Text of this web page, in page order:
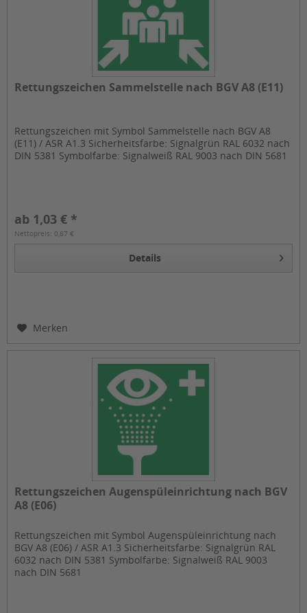
Rettungszeichen Sammelstelle nach BGV A8 (E11)
Rettungszeichen mit Symbol Sammelstelle nach BGV A8
(E11) / ASR A1.3 Sicherheitsfarbe: Signalgrün RAL 6032 nach
DIN 5381 Symbolfarbe: Signalweiß RAL 9003 nach DIN 5681
ab 1,03 € *
Nettopreis: 0,87 €
Details
Merken
Rettungszeichen Augenspüleinrichtung nach BGV
A8 (E06)
Rettungszeichen mit Symbol Augenspüleinrichtung nach
BGV A8 (E06) / ASR A1.3 Sicherheitsfarbe: Signalgrün RAL
6032 nach DIN 5381 Symbolfarbe: Signalweiß RAL 9003
nach DIN 5681